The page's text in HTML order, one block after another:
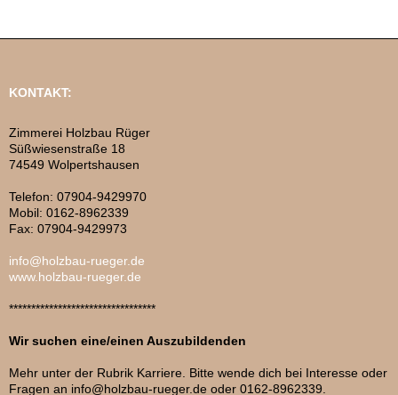
KONTAKT:
Zimmerei Holzbau Rüger
Süßwiesenstraße 18
74549 Wolpertshausen
Telefon: 07904-9429970
Mobil: 0162-8962339
Fax: 07904-9429973
info@holzbau-rueger.de
www.holzbau-rueger.de
*********************************
Wir suchen eine/einen Auszubildenden
Mehr unter der Rubrik Karriere. Bitte wende dich bei Interesse oder
Fragen an info@holzbau-rueger.de oder 0162-8962339.